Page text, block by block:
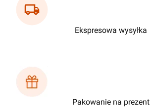
Ekspresowa wysyłka
Pakowanie na prezent